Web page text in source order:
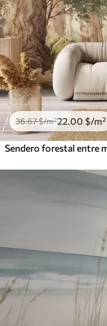
36.67$/m²22 .00 $/m²